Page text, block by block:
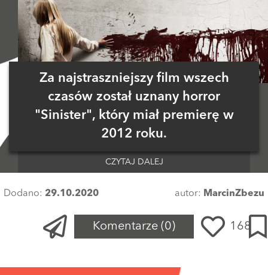
Za najstraszniejszy film wszech
czasów został uznany horror
"Sinister", który miał premierę w
2012 roku.
CZYTAJ DALEJ
Dodano: 29.10.2020 autor: MarcinZbezu
Komentarze (0) 168